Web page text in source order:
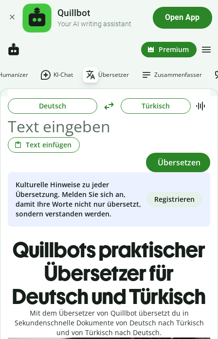
Quillbot
Your AI writing assistant
Open App
Premium
KI-Chat Übersetzer Zusammenfasser
Deutsch Türkisch
Text einfügen
Übersetzen
Kulturelle Hinweise zu jeder
Übersetzung. Melden Sie sich an,
damit Ihre Worte nicht nur übersetzt,
sondern verstanden werden.
Registrieren
Quillbots praktischer
Übersetzer für
Deutsch und Türkisch
Mit dem Übersetzer von Quillbot übersetzt du in
Sekundenschnelle Dokumente von Deutsch nach Türkisch
und von Türkisch nach Deutsch.